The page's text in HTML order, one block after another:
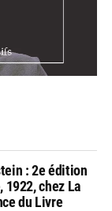
: 2e édition
1922, chez La
du Livre